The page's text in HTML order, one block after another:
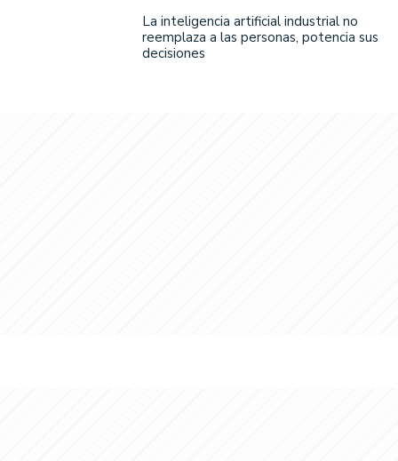
La inteligencia artificial industrial no
reemplaza a las personas, potencia sus
decisiones